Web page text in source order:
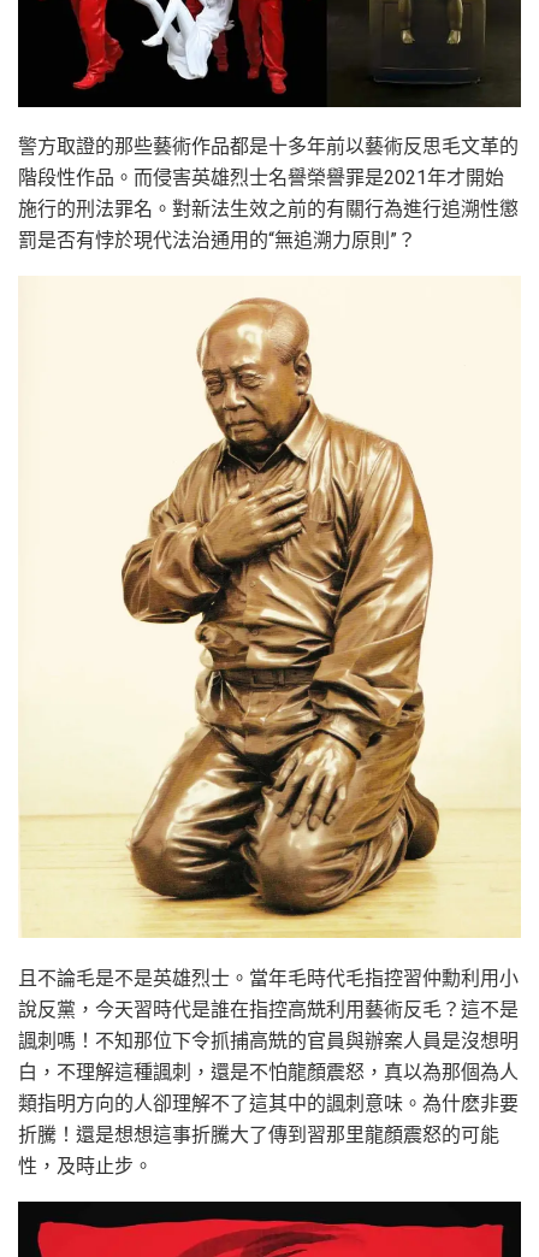
警方取證的那些藝術作品都是十多年前以藝術反思毛文革的
階段性作品。而侵害英雄烈士名譽榮譽罪是2021年才開始
施行的刑法罪名。對新法生效之前的有關行為進行追溯性懲
罰是否有悖於現代法治通用的“無追溯力原則”？
且不論毛是不是英雄烈士。當年毛時代毛指控習仲勳利用小
說反黨，今天習時代是誰在指控高兟利用藝術反毛？這不是
諷刺嗎！不知那位下令抓捕高兟的官員與辦案人員是沒想明
白，不理解這種諷刺，還是不怕龍顏震怒，真以為那個為人
類指明方向的人卻理解不了這其中的諷刺意味。為什麽非要
折騰！還是想想這事折騰大了傳到習那里龍顏震怒的可能
性，及時止步。